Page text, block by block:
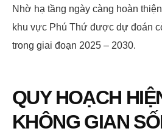
Nhờ hạ tầng ngày càng hoàn
khu vực Phú Thứ được dự đoán
trong giai đoạn 2025 – 2030.
QUY HOẠCH
KHÔNG GIAN